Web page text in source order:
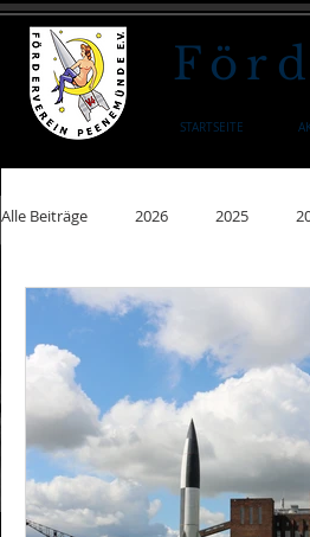
STARTSEITE
Alle Beiträge 2026 2025
2011 2008